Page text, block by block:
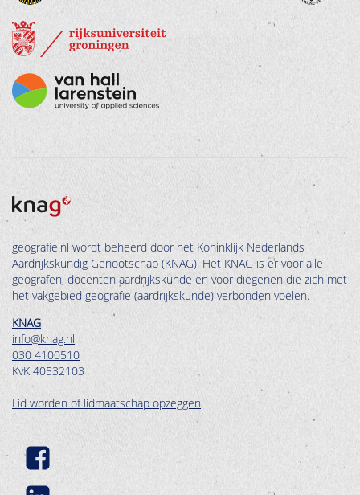
geografie.nl wordt beheerd door het Koninklijk Nederlands
Aardrijkskundig Genootschap (KNAG). Het KNAG is er voor alle
geografen, docenten aardrijkskunde en voor diegenen die zich met
het vakgebied geografie (aardrijkskunde) verbonden voelen.
KNAG
info@knag.nl
030 4100510
KvK 40532103
Lid worden of lidmaatschap opzeggen